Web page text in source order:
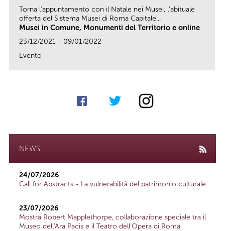
Torna l’appuntamento con il Natale nei Musei, l’abituale
offerta del Sistema Musei di Roma Capitale...
Musei in Comune, Monumenti del Territorio e online
23/12/2021 - 09/01/2022
Evento
NEWS
24/07/2026
Call for Abstracts - La vulnerabilità del patrimonio culturale
23/07/2026
Mostra Robert Mapplethorpe, collaborazione speciale tra il
Museo dell'Ara Pacis e il Teatro dell'Opera di Roma